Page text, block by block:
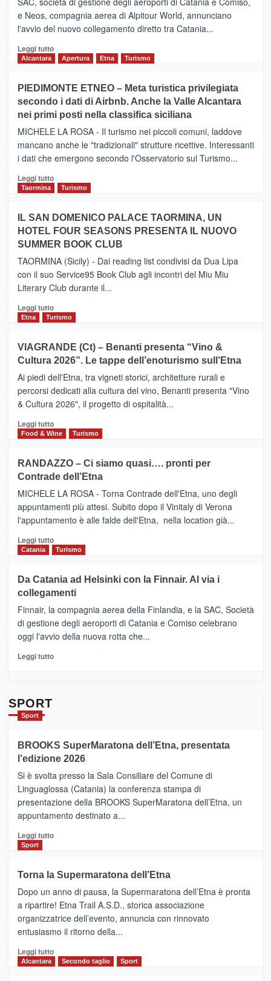
e Neos, compagnia aerea di Alpitour World, annunciano
l'avvio del nuovo collegamento diretto tra Catania...
Leggi tuttoLeggi
CATANIA
–
Inaugurato
il
nuovo
collegamento
tra
e
Zanzibar
da
Neos
Alcantara Apertura Etna Turismo
PIEDIMONTE ETNEO – Meta turistica privilegiata
secondo i dati di Airbnb. Anche la Valle Alcantara
nei primi posti nella classifica siciliana
MICHELE LA ROSA - Il turismo nei piccoli comuni, laddove
mancano anche le "tradizionali" strutture ricettive. Interessanti
i dati che emergono secondo l'Osservatorio sul Turismo...
Leggi tuttoLeggi
PIEDIMONTE
ETNEO
–
Meta
turistica
privilegiata
secondo
dati
di
Anche
la
Alcantara
nei
primi
nella
classifica
Taormina Turismo
IL SAN DOMENICO PALACE TAORMINA, UN
HOTEL FOUR SEASONS PRESENTA IL NUOVO
SUMMER BOOK CLUB
TAORMINA (Sicily) - Dai reading list condivisi da Dua Lipa
con il suo Service95 Book Club agli incontri del Miu Miu
Literary Club durante il...
Leggi tuttoLeggi
di
IL
SAN
DOMENICO
PALACE
TAORMINA,
UN
HOTEL
FOUR
IL
NUOVO
SUMMER
CLUB
Etna Turismo
VIAGRANDE (Ct) – Benanti presenta “Vino &
Cultura 2026”. Le tappe dell’enoturismo sull’Etna
Ai piedi dell'Etna, tra vigneti storici, architetture rurali e
percorsi dedicati alla cultura del vino, Benanti presenta "Vino
& Cultura 2026", il progetto di ospitalità...
Leggi tuttoLeggi
di
VIAGRANDE
(Ct)
–
Benanti
presenta
“Vino
&
Cultura
tappe
dell’enoturismo
Food & Wine Turismo
RANDAZZO – Ci siamo quasi…. pronti per
Contrade dell’Etna
MICHELE LA ROSA - Torna Contrade dell'Etna, uno degli
appuntamenti più attesi. Subito dopo il Vinitaly di Verona
l'appuntamento è alle falde dell'Etna, nella location già...
Leggi tuttoLeggi
di
RANDAZZO
–
Ci
siamo
quasi….
pronti
per
Catania Turismo
Da Catania ad Helsinki con la Finnair. Al via i
collegamenti
Finnair, la compagnia aerea della Finlandia, e la SAC, Società
di gestione degli aeroporti di Catania e Comiso celebrano
oggi l'avvio della nuova rotta che...
Leggi tuttoLeggi
con
la
Al
via
i
collegamenti
SPORT
Sport
BROOKS SuperMaratona dell’Etna, presentata
l’edizione 2026
Si è svolta presso la Sala Consiliare del Comune di
Linguaglossa (Catania) la conferenza stampa di
presentazione della BROOKS SuperMaratona dell’Etna, un
appuntamento destinato a...
Leggi tuttoLeggi
BROOKS
SuperMaratona
dell’Etna,
presentata
l’edizione
2026
Sport
Torna la Supermaratona dell’Etna
Dopo un anno di pausa, la Supermaratona dell’Etna è pronta
a ripartire! Etna Trail A.S.D., storica associazione
organizzatrice dell’evento, annuncia con rinnovato
entusiasmo il ritorno della...
Leggi tuttoLeggi
Alcantara Secondo taglio Sport